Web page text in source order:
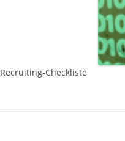
Recruiting-Checkliste